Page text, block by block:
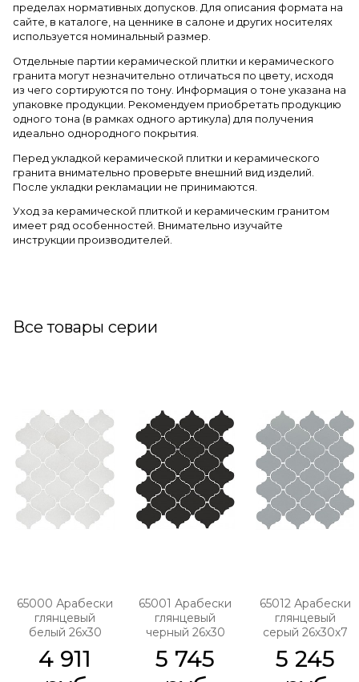
пределах нормативных допусков. Для описания формата на
сайте, в каталоге, на ценнике в салоне и других носителях
используется номинальный размер.
Отдельные партии керамической плитки и керамического
гранита могут незначительно отличаться по цвету, исходя
из чего сортируются по тону. Информация о тоне указана на
упаковке продукции. Рекомендуем приобретать продукцию
одного тона (в рамках одного артикула) для получения
идеально однородного покрытия.
Перед укладкой керамической плитки и керамического
гранита внимательно проверьте внешний вид изделий.
После укладки рекламации не принимаются.
Уход за керамической плиткой и керамическим гранитом
имеет ряд особенностей. Внимательно изучайте
инструкции производителей.
Все товары серии
65000 Арабески
глянцевый
белый 26х30
4 911
65001 Арабески
глянцевый
черный 26х30
5 745
65012 Арабески
глянцевый
серый 26х30х7
5 245